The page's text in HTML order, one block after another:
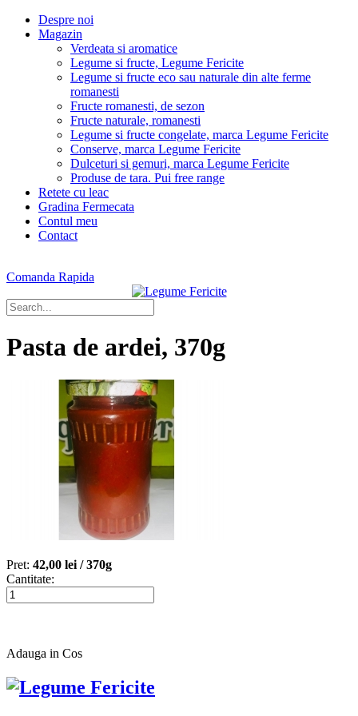
Despre noi
Magazin
Verdeata si aromatice
Legume si fructe, Legume Fericite
Legume si fructe eco sau naturale din alte ferme
romanesti
Fructe romanesti, de sezon
Fructe naturale, romanesti
Legume si fructe congelate, marca Legume Fericite
Conserve, marca Legume Fericite
Dulceturi si gemuri, marca Legume Fericite
Produse de tara. Pui free range
Retete cu leac
Gradina Fermecata
Contul meu
Contact
Comanda Rapida
Pasta de ardei, 370g
Pret: 42,00 lei /370g
Cantitate:
Adauga in Cos